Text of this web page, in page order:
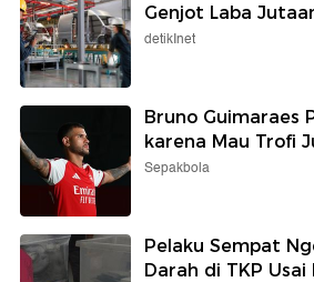
Genjot Laba
detikInet
Bruno Guimaraes
karena Mau Trofi
Sepakbola
Pelaku Sempat
Darah di TKP